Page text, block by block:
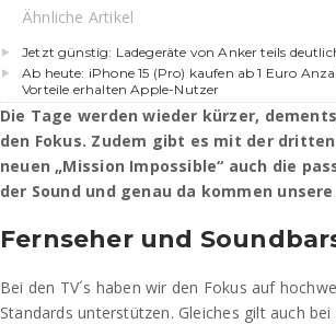
Ähnliche Artikel
Jetzt günstig: Ladegeräte von Anker teils
Ab heute: iPhone 15 (Pro) kaufen ab 1 Euro
Vorteile erhalten Apple-Nutzer
Die Tage werden wieder kürzer,
den Fokus. Zudem gibt es mit der
neuen „Mission Impossible“ auch die
der Sound und genau da kommen
Fernseher und
Bei den TV´s haben wir den Fokus auf
Standards unterstützen. Gleiches gilt auch